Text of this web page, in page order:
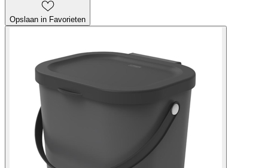
Opslaan in Favorieten